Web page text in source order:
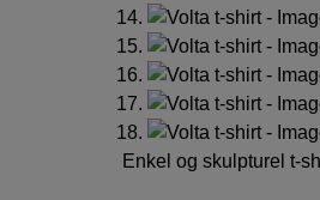
Enkel og skulpturel t-